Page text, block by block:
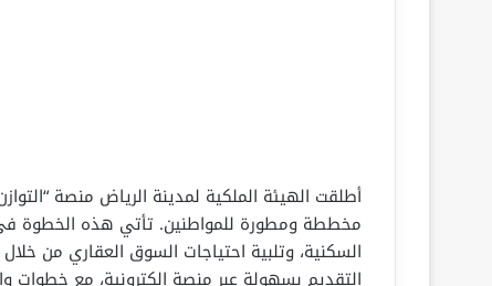
أطلقت الهيئة الملكية لمدينة الرياض منصة
مخططة ومطورة للمواطنين. تأتي هذه الخطوة
السكنية، وتلبية احتياجات السوق العقاري من
التقديم بسهولة عبر منصة إلكترونية، مع خطوات